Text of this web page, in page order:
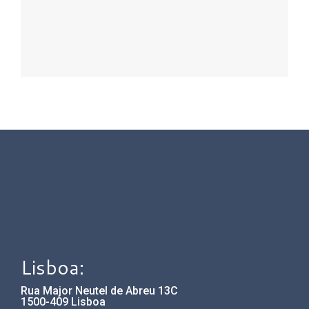
Lisboa:
Rua Major Neutel de Abreu 13C
1500-409 Lisboa